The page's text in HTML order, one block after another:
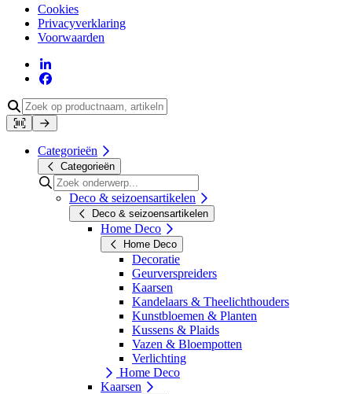
Cookies
Privacyverklaring
Voorwaarden
Categorieën
Categorieën
Deco & seizoensartikelen
Deco & seizoensartikelen
Home Deco
Home Deco
Decoratie
Geurverspreiders
Kaarsen
Kandelaars & Theelichthouders
Kunstbloemen & Planten
Kussens & Plaids
Vazen & Bloempotten
Verlichting
Home Deco
Kaarsen